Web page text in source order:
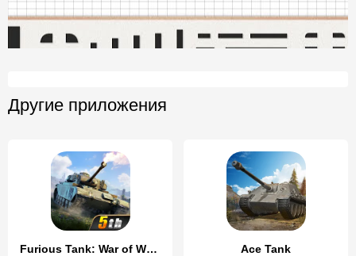
Другие приложения
Furious Tank: War of Worlds Ace Tank